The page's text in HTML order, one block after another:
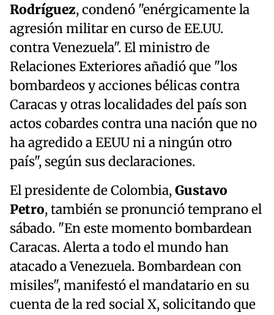
Rodríguez, condenó "enérgicamente la
agresión militar en curso de EE.UU.
contra Venezuela". El ministro de
Relaciones Exteriores añadió que "los
bombardeos y acciones bélicas contra
Caracas y otras localidades del país son
actos cobardes contra una nación que no
ha agredido a EEUU ni a ningún otro
país", según sus declaraciones.
El presidente de Colombia,Gustavo
Petro, también se pronunció temprano el
sábado. "En este momento bombardean
Caracas. Alerta a todo el mundo han
atacado a Venezuela. Bombardean con
misiles", manifestó el mandatario en su
cuenta de la red social X, solicitando que